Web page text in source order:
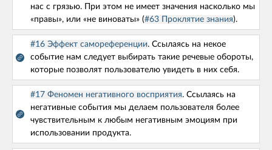
нас с грязью. При этом не имеет значения насколько мы
«правы», или «не виноваты» (#63 Проклятие знания).
#16 Эффект самореференции. Ссылаясь на некое
событие нам следует выбирать такие речевые обороты,
которые позволят пользователю увидеть в них себя.
#17 Феномен негативного восприятия. Ссылаясь на
негативные события мы делаем пользователя более
чувствительным к любым негативным эмоциям при
использовании продукта.
Стадия проекта
Сбор команды Разработка
Маркетинг/Бизнес развитие Выпущенный
Мониторинг